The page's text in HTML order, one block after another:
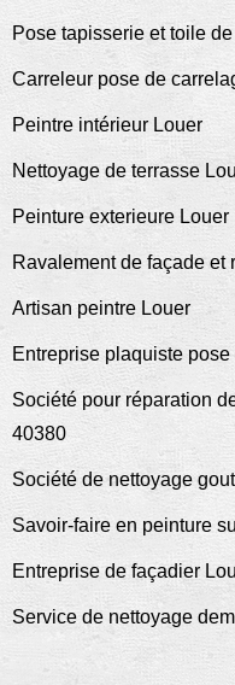
Pose tapisserie et toile
Carreleur pose de
Peintre intérieur Louer
Nettoyage de terrasse
Peinture exterieure Louer
Ravalement de façade et
Artisan peintre Louer
Entreprise plaquiste
Société pour réparation
40380
Société de nettoyage
Savoir-faire en peinture
Entreprise de façadier
Service de nettoyage